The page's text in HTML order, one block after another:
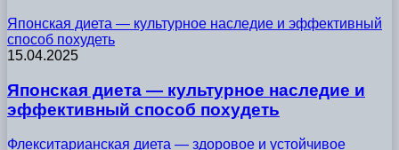
Японская диета — культурное наследие и эффективный
способ похудеть
15.04.2025
Японская диета — культурное наследие и
эффективный способ похудеть
Флекситарианская диета — здоровое и устойчивое